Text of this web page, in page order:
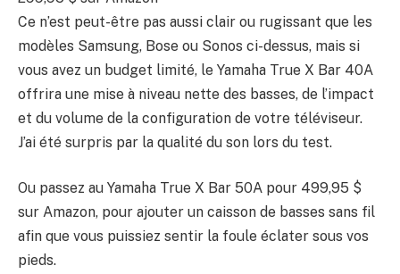
Ce n’est peut-être pas aussi clair ou rugissant que les
modèles Samsung, Bose ou Sonos ci-dessus, mais si
vous avez un budget limité, le Yamaha True X Bar 40A
offrira une mise à niveau nette des basses, de l’impact
et du volume de la configuration de votre téléviseur.
J’ai été surpris par la qualité du son lors du test.
Ou passez au Yamaha True X Bar 50A pour 499,95 $
sur Amazon, pour ajouter un caisson de basses sans fil
afin que vous puissiez sentir la foule éclater sous vos
pieds.